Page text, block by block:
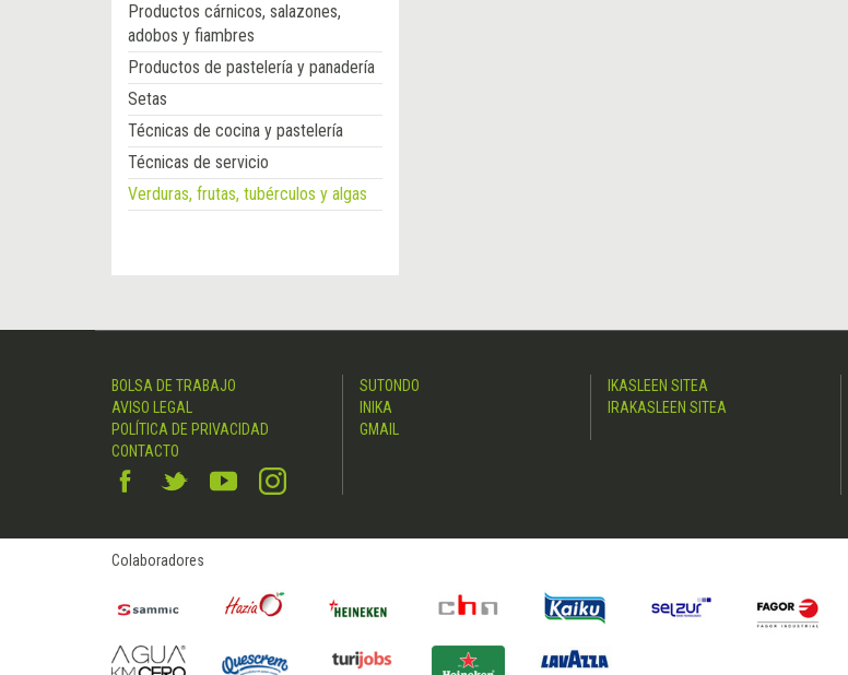
Productos cárnicos, salazones,
adobos y fiambres
Productos de pastelería y panadería
Setas
Técnicas de cocina y pastelería
Técnicas de servicio
Verduras, frutas, tubérculos y algas
BOLSA DE TRABAJO
AVISO LEGAL
POLÍTICA DE PRIVACIDAD
CONTACTO
SUTONDO
INIKA
GMAIL
IKASLEEN SITEA
IRAKASLEEN SITEA
Colaboradores